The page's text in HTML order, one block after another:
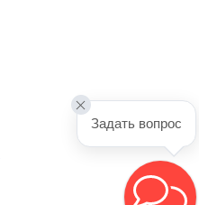
Задать вопрос